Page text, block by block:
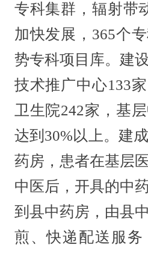
专科集群，辐射带
加快发展，365个
势专科项目库。建
技术推广中心133
卫生院242家，基
达到30%以上。建
药房，患者在基层
中医后，开具的中
到县中药房，由县
煎、快递配送服务